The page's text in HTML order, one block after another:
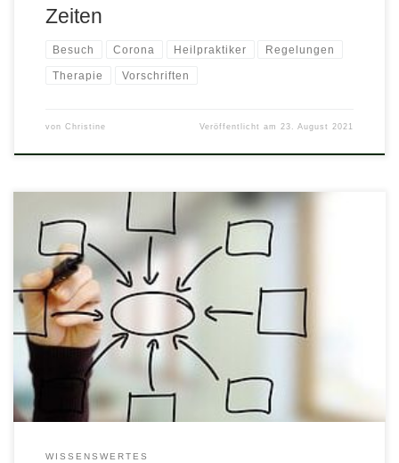
Zeiten
Besuch Corona Heilpraktiker Regelungen
Therapie Vorschriften
von Christine Veröffentlicht am23. August 2021
Sie wissen, dass ein Heilpraktiker mit anderen Methoden und
Mitteln arbeitet, als ein Arzt. Aber was tut ein Heilpraktiker
eigentlich? Ist jeder Heilpraktiker ein Homöopath? Was ist der
Unterschied? Sind Heilpraktiker nicht so Esoteriker? So mit
Energie und ein bisschen wie Voodoo und es hilft eigentlich nur,
wenn man dran […]
WISSENSWERTES